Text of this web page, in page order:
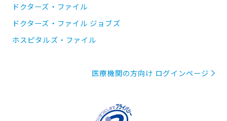
ドクターズ・ファイル
ドクターズ・ファイル ジョブズ
ホスピタルズ・ファイル
医療機関の方向け ログインページ